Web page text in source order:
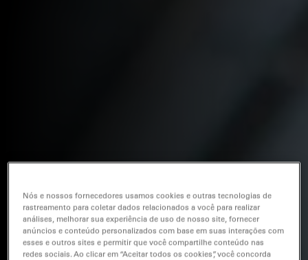
Nós e nossos fornecedores usamos cookies e outras tecnologias de
rastreamento para coletar dados relacionados a você para realizar
análises, melhorar sua experiência de uso de nosso site, fornecer
anúncios e conteúdo personalizados com base em suas interações com
esses e outros sites e permitir que você compartilhe conteúdo nas
redes sociais. Ao clicar em “Aceitar todos os cookies”, você concorda